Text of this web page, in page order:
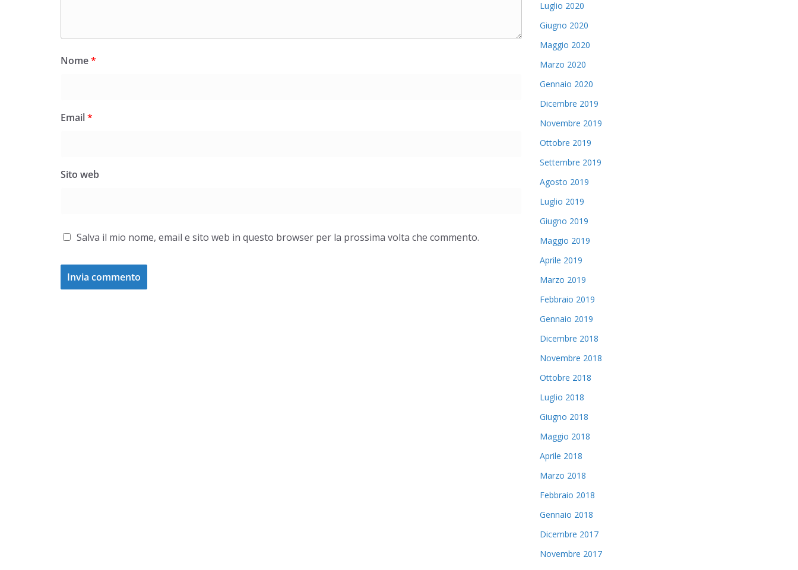
Nome*
Email*
Sito web
Salva il mio nome, email e sito web in questo browser per la prossima volta che commento.
Luglio 2020
Giugno 2020
Maggio 2020
Marzo 2020
Gennaio 2020
Dicembre 2019
Novembre 2019
Ottobre 2019
Settembre 2019
Agosto 2019
Luglio 2019
Giugno 2019
Maggio 2019
Aprile 2019
Marzo 2019
Febbraio 2019
Gennaio 2019
Dicembre 2018
Novembre 2018
Ottobre 2018
Luglio 2018
Giugno 2018
Maggio 2018
Aprile 2018
Marzo 2018
Febbraio 2018
Gennaio 2018
Dicembre 2017
Novembre 2017